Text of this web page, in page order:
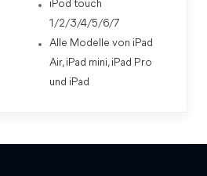
iPod touch
1/2/3/4/5/6/7
Alle Modelle von iPad
Air, iPad mini, iPad Pro
und iPad